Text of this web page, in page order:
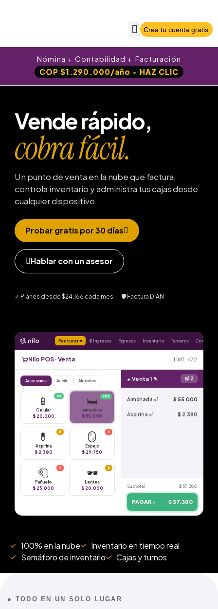
Crea tu cuenta gratis
Nómina + Contabilidad + Facturación
COP $1.290.000/año - HAZ CLIC
Vende rápido,
cobra fácil.
Un punto de venta en la nube que factura,
controla inventario y administra tus cajas desde
cualquier dispositivo.
Probar gratis por 30 días
Hablar con un asesor
✓ Planes desde $24.166 cada mes 🛡 Factura DIAN
Facturar ▾ $ Ingresos Egresos Inventario Terceros
Nilo POS · Venta IONT 432
Accesorios Aceite Alimentos
66
📱
Celular
$ 20.000
289
🛏️
Almohada
$ 55.000
8
💊
Aspirina
$ 2.380
0
🪞
Espejo
$ 29.750
0
🧻
Pañuelo
$ 25.000
8
🕶️
Lentes
$ 20.000
+ Venta 1 ✎ 🛒 2
Almohada ×1 $ 55.000
Aspirina ×1 $ 2.380
Subtotal $ 57.380
PAGAR › $ 57.380
100% en la nube
Inventario en tiempo real
Semáforo de inventario
Cajas y turnos
● TODO EN UN SOLO LUGAR